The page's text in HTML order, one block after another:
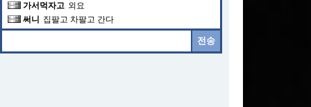
가서먹자고 외요
써니
집팔고 차팔고 간다